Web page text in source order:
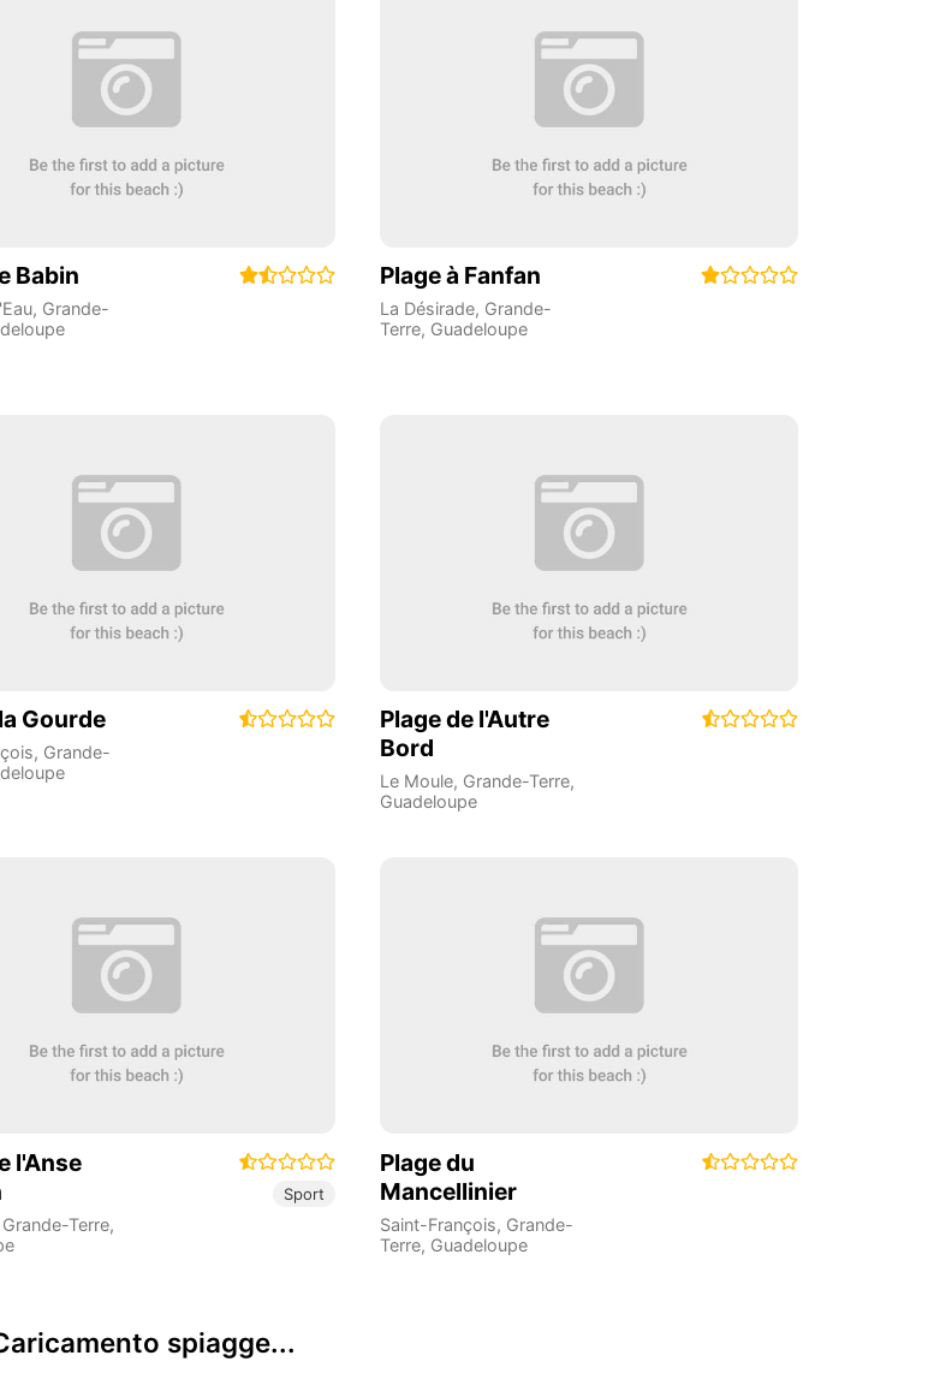
Babin
, Grande-
Plage à Fanfan
La Désirade, Grande-
Terre, Guadeloupe
Gourde
, Grande-
Plage de l'Autre
Bord
Le Moule, Grande-Terre,
Guadeloupe
l'Anse
Grande-Terre,
Sport
Plage du
Mancellinier
Saint-François, Grande-
Terre, Guadeloupe